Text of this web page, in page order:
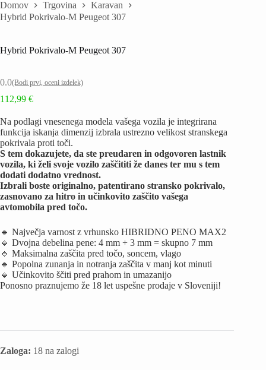
Domov Trgovina
Karavan
Hybrid Pokrivalo-M Peugeot 307
Hybrid Pokrivalo-M Peugeot 307
0.0(Bodi prvi, oceni izdelek)
112,99 €
Na podlagi vnesenega modela vašega vozila je integrirana
funkcija iskanja dimenzij izbrala ustrezno velikost stranskega
pokrivala proti toči.
S tem dokazujete, da ste preudaren in odgovoren lastnik
vozila, ki želi svoje vozilo zaščititi že danes ter mu s tem
dodati dodatno vrednost.
Izbrali boste originalno, patentirano stransko pokrivalo,
zasnovano za hitro in učinkovito zaščito vašega
avtomobila pred točo.
🔹 Največja varnost z vrhunsko HIBRIDNO PENO MAX2
🔹 Dvojna debelina pene: 4 mm + 3 mm = skupno 7 mm
🔹 Maksimalna zaščita pred točo, soncem, vlago
🔹 Popolna zunanja in notranja zaščita v manj kot minuti
🔹 Učinkovito ščiti pred prahom in umazanijo
Ponosno praznujemo že 18 let uspešne prodaje v Sloveniji!
Zaloga: 18 na zalogi